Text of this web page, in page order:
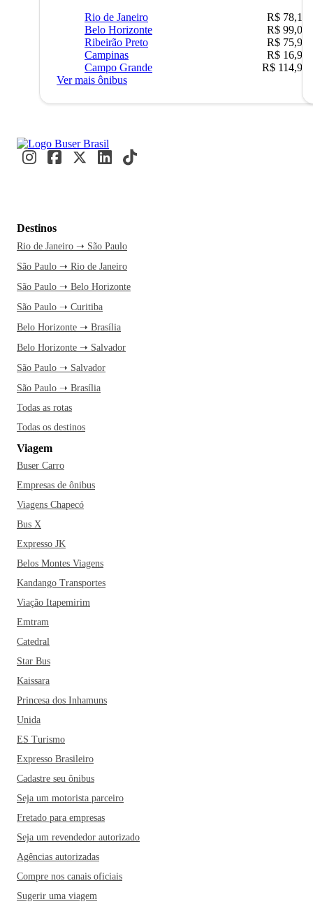
Rio de Janeiro
R$ 78,19
Belo Horizonte
R$ 99,04
Ribeirão Preto
R$ 75,90
Campinas
R$ 16,90
Campo Grande
R$ 114,90
Ver mais ônibus
Destinos
Rio de Janeiro ➝ São Paulo
São Paulo ➝ Rio de Janeiro
São Paulo ➝ Belo Horizonte
São Paulo ➝ Curitiba
Belo Horizonte ➝ Brasília
Belo Horizonte ➝ Salvador
São Paulo ➝ Salvador
São Paulo ➝ Brasília
Todas as rotas
Todas os destinos
Viagem
Buser Carro
Empresas de ônibus
Viagens Chapecó
Bus X
Expresso JK
Belos Montes Viagens
Kandango Transportes
Viação Itapemirim
Emtram
Catedral
Star Bus
Kaissara
Princesa dos Inhamuns
Unida
ES Turismo
Expresso Brasileiro
Cadastre seu ônibus
Seja um motorista parceiro
Fretado para empresas
Seja um revendedor autorizado
Agências autorizadas
Compre nos canais oficiais
Sugerir uma viagem